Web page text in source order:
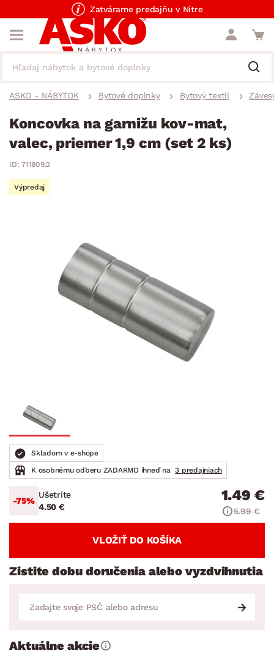
Zatvárame predajňu v Nitre
ASKO - NÁBYTOK Bytové doplnky Bytový textil
Koncovka na garnižu kov-mat,
valec, priemer 1,9 cm (set 2 ks)
ID: 711809.2
Výpredaj
Skladom v e-shope
K osobnému odberu ZADARMO ihneď na 3 predajniach
-75%
Ušetríte
4.50 €
1.49 €
5.99 €
VLOŽIŤ DO KOŠÍKA
Zistite dobu doručenia alebo vyzdvihnutia
Aktuálne akcie